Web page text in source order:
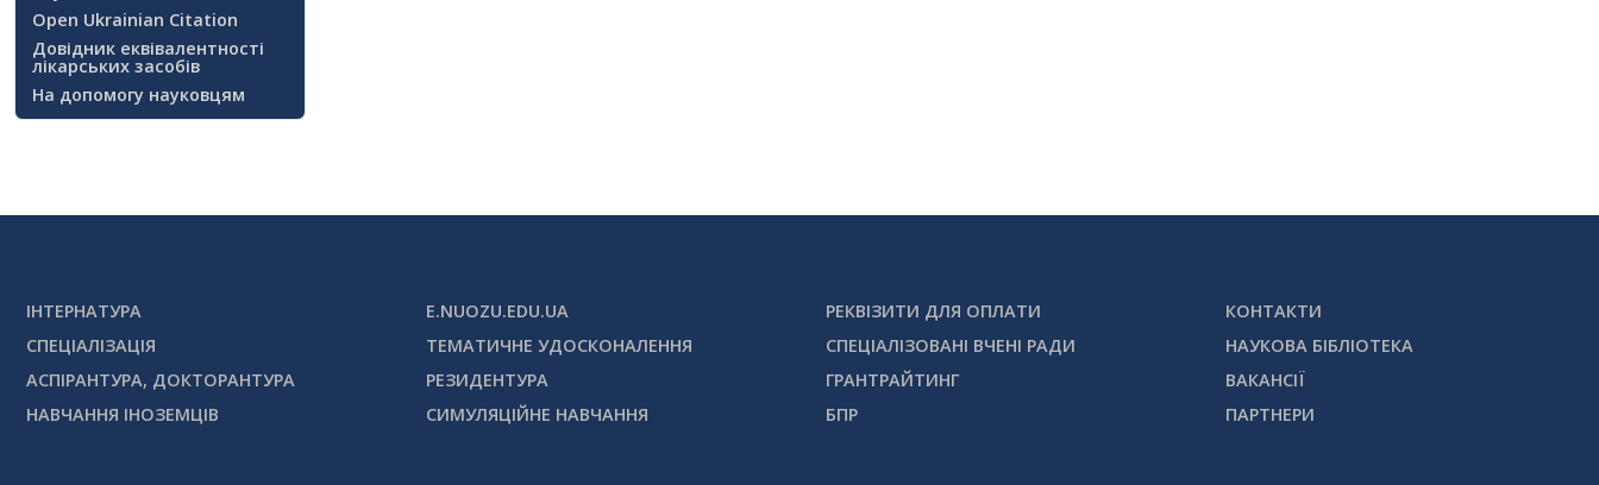
Open Ukrainian Citation
Довідник еквівалентності
лікарських засобів
На допомогу науковцям
ІНТЕРНАТУРА
СПЕЦІАЛІЗАЦІЯ
АСПІРАНТУРА, ДОКТОРАНТУРА
НАВЧАННЯ ІНОЗЕМЦІВ
E.NUOZU.EDU.UA
ТЕМАТИЧНЕ УДОСКОНАЛЕННЯ
РЕЗИДЕНТУРА
СИМУЛЯЦІЙНЕ НАВЧАННЯ
РЕКВІЗИТИ ДЛЯ ОПЛАТИ
СПЕЦІАЛІЗОВАНІ ВЧЕНІ РАДИ
ГРАНТРАЙТИНГ
БПР
КОНТАКТИ
НАУКОВА БІБЛІОТЕКА
ВАКАНСІЇ
ПАРТНЕРИ